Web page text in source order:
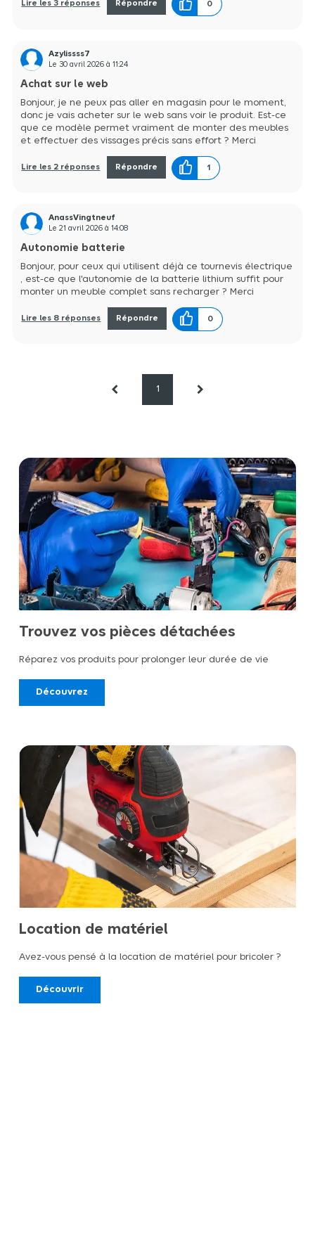
Lire les 3 réponses Répondre 0
Azylissss7
Le30 avril 2026 à11:24
Achat sur le web
Bonjour, je ne peux pas aller en magasin pour le moment,
donc je vais acheter sur le web sans voir le produit. Est-ce
que ce modèle permet vraiment de monter des meubles
et effectuer des vissages précis sans effort ? Merci
Lire les 2 réponses Répondre 1
AnassVingtneuf
Le21 avril 2026 à14:08
Autonomie batterie
Bonjour, pour ceux qui utilisent déjà ce tournevis électrique
, est-ce que l'autonomie de la batterie lithium suffit pour
monter un meuble complet sans recharger ? Merci
Lire les 8 réponses Répondre 0
1
Trouvez vos pièces détachées
Réparez vos produits pour prolonger leur durée de vie
Découvrez
Location de matériel
Avez-vous pensé à la location de matériel pour bricoler ?
Découvrir